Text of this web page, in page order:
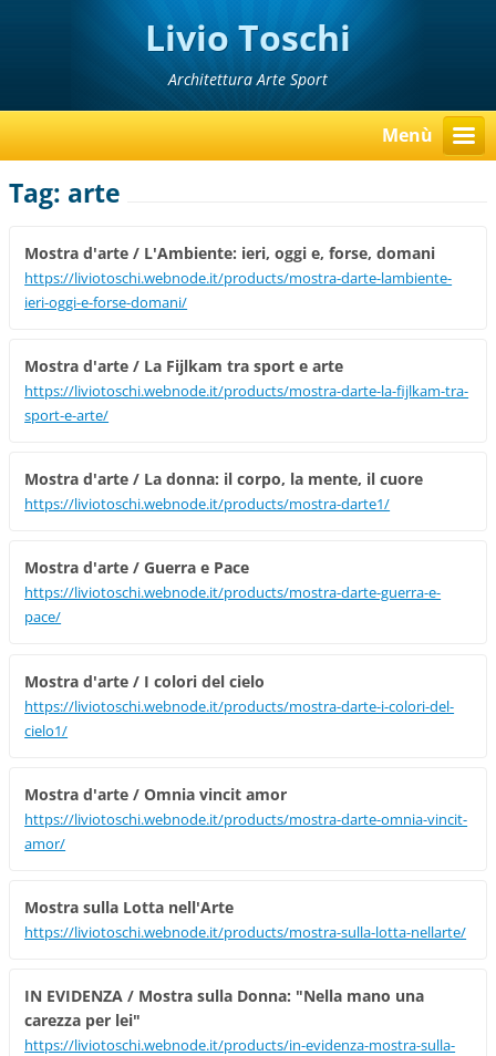
Livio Toschi
Architettura Arte Sport
Menù
Tag: arte
Mostra d'arte / L'Ambiente: ieri, oggi e, forse, domani
https://liviotoschi.webnode.it/products/mostra-darte-lambiente-
ieri-oggi-e-forse-domani/
Mostra d'arte / La Fijlkam tra sport e arte
https://liviotoschi.webnode.it/products/mostra-darte-la-fijlkam-tra-
sport-e-arte/
Mostra d'arte / La donna: il corpo, la mente, il cuore
https://liviotoschi.webnode.it/products/mostra-darte1/
Mostra d'arte / Guerra e Pace
https://liviotoschi.webnode.it/products/mostra-darte-guerra-e-
pace/
Mostra d'arte / I colori del cielo
https://liviotoschi.webnode.it/products/mostra-darte-i-colori-del-
cielo1/
Mostra d'arte / Omnia vincit amor
https://liviotoschi.webnode.it/products/mostra-darte-omnia-vincit-
amor/
Mostra sulla Lotta nell'Arte
https://liviotoschi.webnode.it/products/mostra-sulla-lotta-nellarte/
IN EVIDENZA / Mostra sulla Donna: "Nella mano una
carezza per lei"
https://liviotoschi.webnode.it/products/in-evidenza-mostra-sulla-